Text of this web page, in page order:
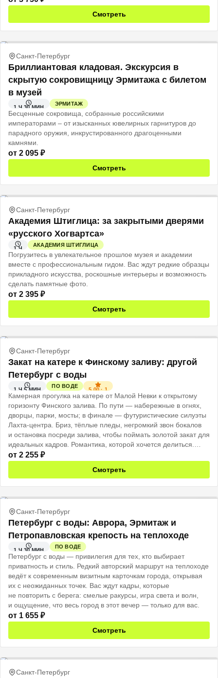
Смотреть
Санкт-Петербург
Бриллиантовая кладовая. Экскурсия в
скрытую сокровищницу Эрмитажа с билетом
в музей
1 Ч 30 МИН
ЭРМИТАЖ
Бесценные сокровища, собранные российскими
императорами – от изысканных ювелирных гарнитуров до
парадного оружия, инкрустированного драгоценными
камнями.
от 2 095 ₽
Смотреть
Санкт-Петербург
Академия Штиглица: за закрытыми дверями
«русского Хогвартса»
1 Ч
АКАДЕМИЯ ШТИГЛИЦА
Погрузитесь в увлекательное прошлое музея и академии
вместе с профессиональным гидом. Вас ждут редкие образцы
прикладного искусства, роскошные интерьеры и возможность
сделать памятные фото.
от 2 395 ₽
Смотреть
Санкт-Петербург
Закат на катере к Финскому заливу: другой
Петербург с воды
1 Ч 5 МИН
ПО ВОДЕ
5.00· 1
Камерная прогулка на катере от Малой Невки к открытому
горизонту Финского залива. По пути — набережные в огнях,
дворцы, парки, мосты; в финале — футуристические силуэты
Лахта‑центра. Бриз, тёплые пледы, негромкий звон бокалов
и остановка посреди залива, чтобы поймать золотой закат для
идеальных кадров. Романтика, которой хочется делиться.
Впечатления, которые останутся навсегда.
от 2 255 ₽
Смотреть
Санкт-Петербург
Петербург с воды: Аврора, Эрмитаж и
Петропавловская крепость на теплоходе
1 Ч 30 МИН
ПО ВОДЕ
Петербург с воды — привилегия для тех, кто выбирает
приватность и стиль. Редкий авторский маршрут на теплоходе
ведёт к современным визитным карточкам города, открывая
их с неожиданных точек. Вас ждут кадры, которые
не повторить с берега: смелые ракурсы, игра света и волн,
и ощущение, что весь город в этот вечер — только для вас.
от 1 655 ₽
Смотреть
Санкт-Петербург